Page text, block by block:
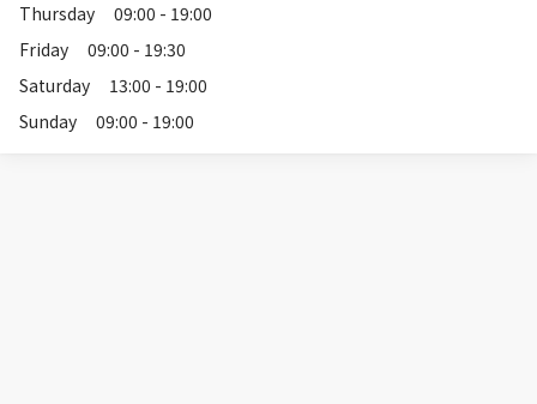
Thursday
09:00 - 19:00
Friday
09:00 - 19:30
Saturday
13:00 - 19:00
Sunday
09:00 - 19:00